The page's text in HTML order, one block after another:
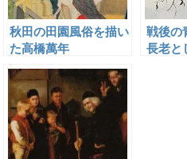
秋田の田園風俗を描い
た高橋萬年
戦後の
長老と